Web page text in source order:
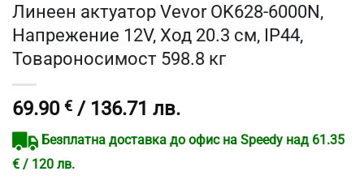
Линеен актуатор Vevor OK628-6000N,
Напрежение 12V, Ход 20.3 см, IP44,
Товароносимост 598.8 кг
69.90 € / 136.71 лв.
Безплатна доставка до офис на Speedy над 61.35
€ / 120 лв.